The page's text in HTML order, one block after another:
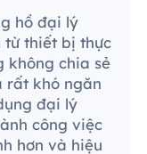
hồ đại lý
từ thiết bị thực
không chia sẻ
rất khó ngăn
đại lý
công việc
hơn và hiệu